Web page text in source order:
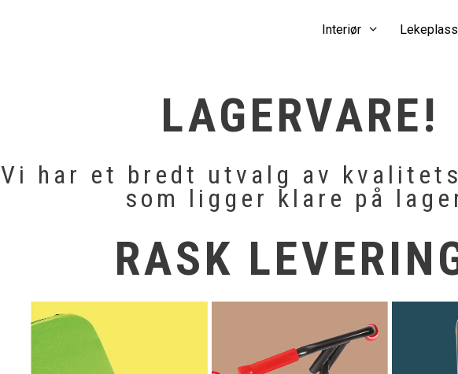
Interiør Lekeplass
LAGERVARE!
Vi har et bredt utvalg av
som ligger klare på
RASK